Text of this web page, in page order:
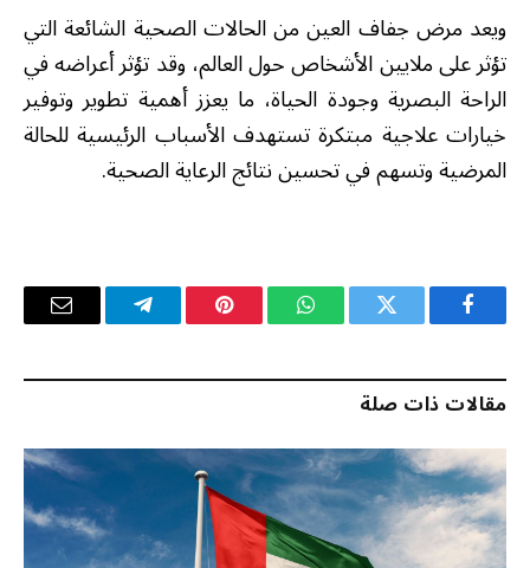
ويعد مرض جفاف العين من الحالات الصحية الشائعة التي
تؤثر على ملايين الأشخاص حول العالم، وقد تؤثر أعراضه في
الراحة البصرية وجودة الحياة، ما يعزز أهمية تطوير وتوفير
خيارات علاجية مبتكرة تستهدف الأسباب الرئيسية للحالة
المرضية وتسهم في تحسين نتائج الرعاية الصحية.
فيسبوك تويتر واتساب بينتيريستتيلقرام
البريد
مقالات ذات صلة